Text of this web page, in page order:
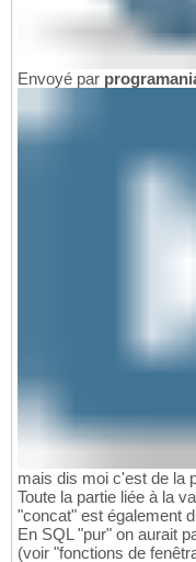
Envoyé par
mais dis moi c'est de la
Toute la partie liée à la
"concat" est également
En SQL "pur" on aurait
(voir "fonctions de